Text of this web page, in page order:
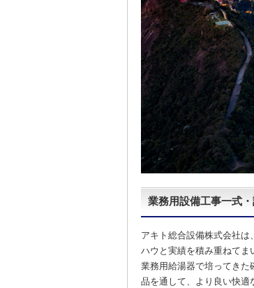
業務用設備工事一式
アキト総合設備株式会社
ハウと実績を積み重ねてま
業務用給湯器で培ってきた
品を通して、より良い快適